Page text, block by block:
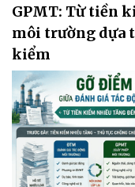
GPMT: Từ tiền
môi trường dựa
kiểm